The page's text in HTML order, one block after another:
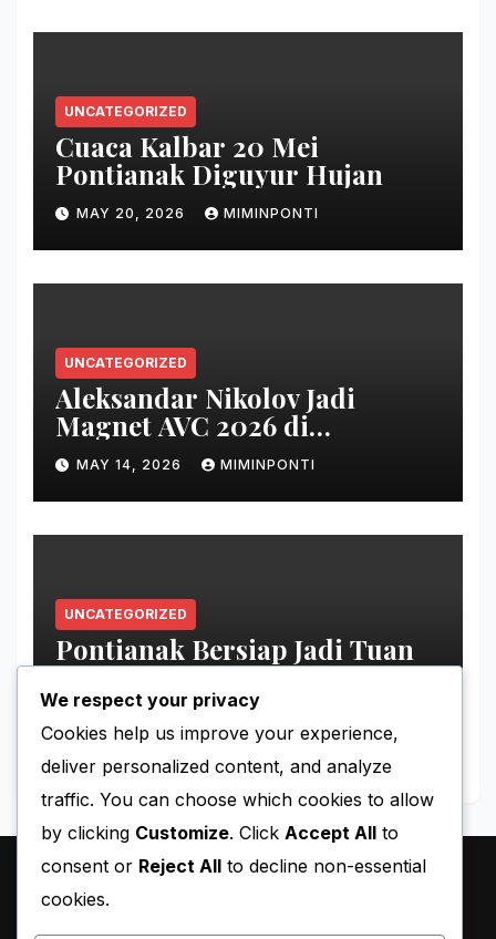
UNCATEGORIZED
Cuaca Kalbar 20 Mei
Pontianak Diguyur Hujan
MAY 20, 2026 MIMINPONTI
UNCATEGORIZED
Aleksandar Nikolov Jadi
Magnet AVC 2026 di
Pontianak
MAY 14, 2026 MIMINPONTI
UNCATEGORIZED
Pontianak Bersiap Jadi Tuan
Rumah Ajang Voli Asia
We respect your privacy
Cookies help us improve your experience,
deliver personalized content, and analyze
traffic. You can choose which cookies to allow
by clicking Customize. Click Accept All to
consent or Reject All to decline non-essential
cookies.